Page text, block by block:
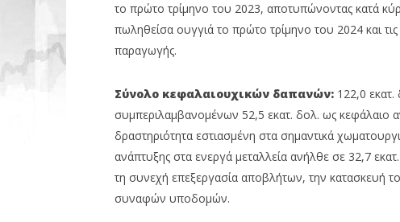
το πρώτο τρίμηνο του 2023, αποτυπώνοντας κατά
πωληθείσα ουγγιά το πρώτο τρίμηνο του 2024 και
παραγωγής.
Σύνολο κεφαλαιουχικών δαπανών:122,0 εκατ.
συμπεριλαμβανομένων 52,5 εκατ. δολ. ως κεφάλαιο
δραστηριότητα εστιασμένη στα σημαντικά
ανάπτυξης στα ενεργά μεταλλεία ανήλθε σε 32,7
τη συνεχή επεξεργασία αποβλήτων, την κατασκευή
συναφών υποδομών.